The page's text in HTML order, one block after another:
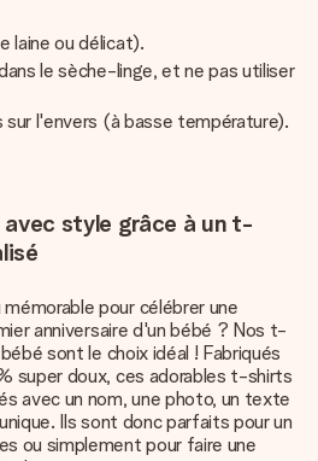
laine ou délicat).
le sèche-linge, et ne pas utiliser
sur l'envers (à basse température).
style grâce à un t-
pour célébrer une
anniversaire d'un bébé ? Nos t-
sont le choix idéal ! Fabriqués
super doux, ces adorables t-shirts
avec un nom, une photo, un texte
Ils sont donc parfaits pour un
ou simplement pour faire une